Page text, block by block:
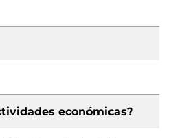
económicas?